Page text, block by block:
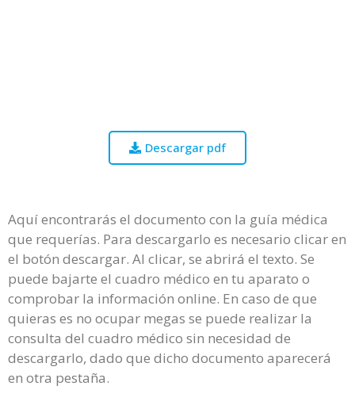
Descargar pdf
Aquí encontrarás el documento con la guía médica
que requerías. Para descargarlo es necesario clicar en
el botón descargar. Al clicar, se abrirá el texto. Se
puede bajarte el cuadro médico en tu aparato o
comprobar la información online. En caso de que
quieras es no ocupar megas se puede realizar la
consulta del cuadro médico sin necesidad de
descargarlo, dado que dicho documento aparecerá
en otra pestaña.